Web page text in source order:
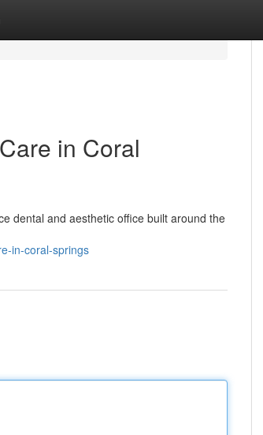
in Coral
dental and aesthetic office built around the
in-coral-springs